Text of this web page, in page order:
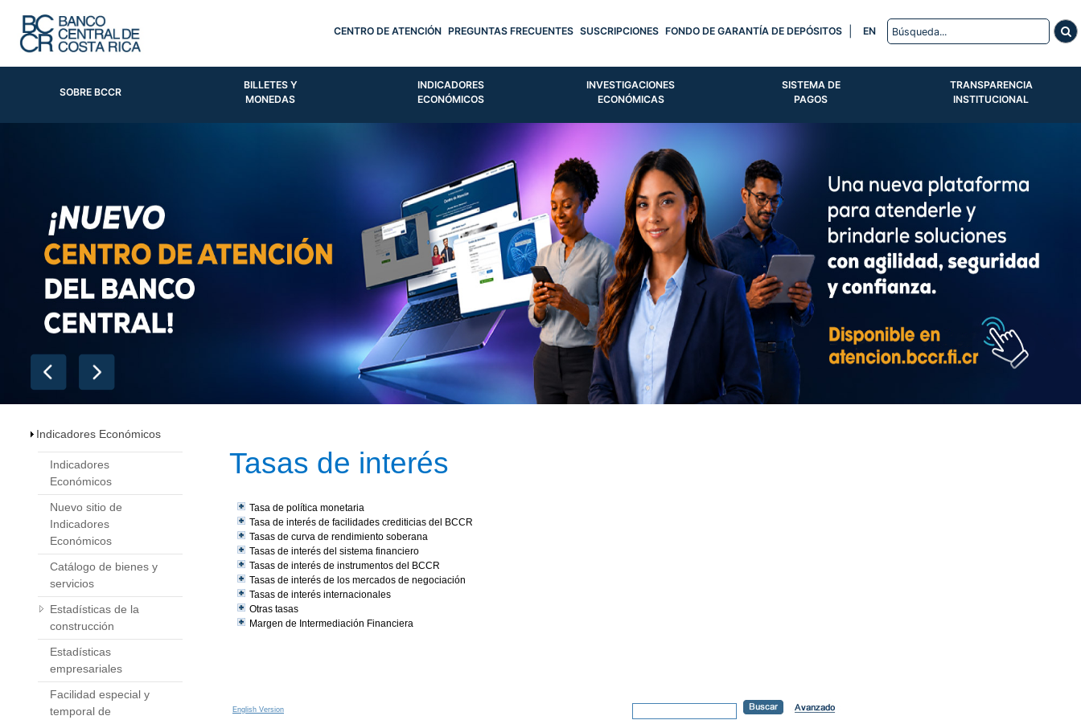
CENTRO DE ATENCIÓN PREGUNTAS FRECUENTES SUSCRIPCIONES FONDO DE GARANTÍA DE DEPÓSITOS EN
SOBRE BCCR
BILLETES Y
MONEDAS
INDICADORES
ECONÓMICOS
INVESTIGACIONES
ECONÓMICAS
SISTEMA DE
PAGOS
TRANSPARENCIA
INSTITUCIONAL
Indicadores Económicos
Indicadores
Económicos
Nuevo sitio de
Indicadores
Económicos
Catálogo de bienes y
servicios
Estadísticas de la
construcción
Estadísticas
empresariales
Facilidad especial y
temporal de
​​​​Tasas de interés​​